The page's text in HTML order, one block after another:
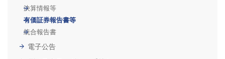
決算情報等
有価証券報告書等
統合報告書
電子公告